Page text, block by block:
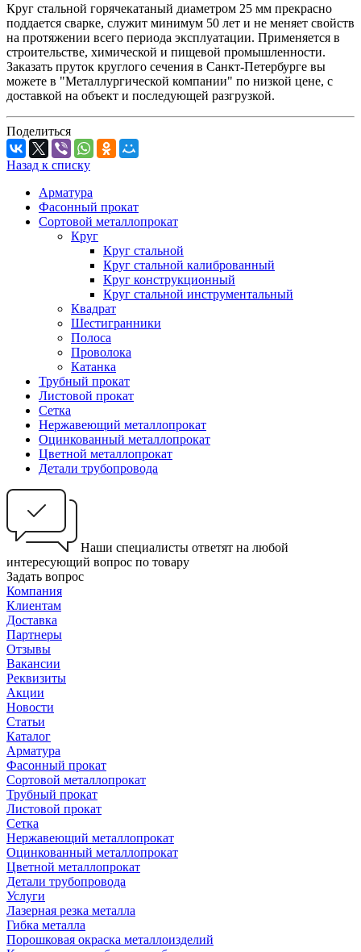
Круг стальной горячекатаный диаметром 25 мм прекрасно
поддается сварке, служит минимум 50 лет и не меняет свойств
на протяжении всего периода эксплуатации. Применяется в
строительстве, химической и пищевой промышленности.
Заказать пруток круглого сечения в Санкт-Петербурге вы
можете в "Металлургической компании" по низкой цене, с
доставкой на объект и последующей разгрузкой.
Поделиться
Назад к списку
Арматура
Фасонный прокат
Сортовой металлопрокат
Круг
Круг стальной
Круг стальной калиброванный
Круг конструкционный
Круг стальной инструментальный
Квадрат
Шестигранники
Полоса
Проволока
Катанка
Трубный прокат
Листовой прокат
Сетка
Нержавеющий металлопрокат
Оцинкованный металлопрокат
Цветной металлопрокат
Детали трубопровода
Наши специалисты ответят на любой
интересующий вопрос по товару
Задать вопрос
Компания
Клиентам
Доставка
Партнеры
Отзывы
Вакансии
Реквизиты
Акции
Новости
Статьи
Каталог
Арматура
Фасонный прокат
Сортовой металлопрокат
Трубный прокат
Листовой прокат
Сетка
Нержавеющий металлопрокат
Оцинкованный металлопрокат
Цветной металлопрокат
Детали трубопровода
Услуги
Лазерная резка металла
Гибка металла
Порошковая окраска металлоизделий